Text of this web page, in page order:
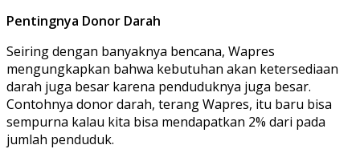
Pentingnya Donor Darah
Seiring dengan banyaknya bencana, Wapres
mengungkapkan bahwa kebutuhan akan ketersediaan
darah juga besar karena penduduknya juga besar.
Contohnya donor darah, terang Wapres, itu baru bisa
sempurna kalau kita bisa mendapatkan 2% dari pada
jumlah penduduk.